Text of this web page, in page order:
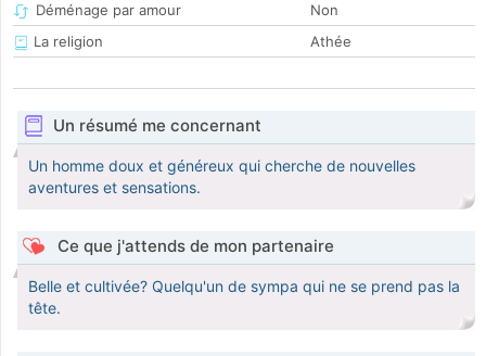
Déménage par amour
Non
La religion
Athée
Un résumé me concernant
Un homme doux et généreux qui cherche de nouvelles
aventures et sensations.
Ce que j'attends de mon partenaire
Belle et cultivée? Quelqu'un de sympa qui ne se prend pas la
tête.